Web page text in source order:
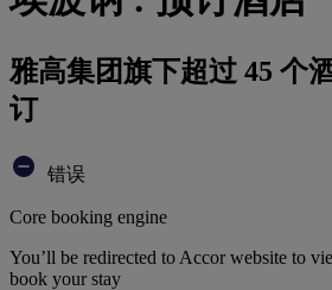
雅高集团旗下超过 45 个
订
错误
Core booking engine
You’ll be redirected to Accor website to
book your stay